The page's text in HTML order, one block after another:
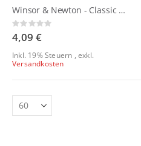
Winsor & Newton - Classic Leinwände
Rating:
0%
4,09 €
Inkl. 19% Steuern ,exkl.
Versandkosten